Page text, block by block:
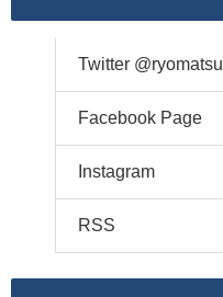
Twitter @ryomatsu
Facebook Page
Instagram
RSS